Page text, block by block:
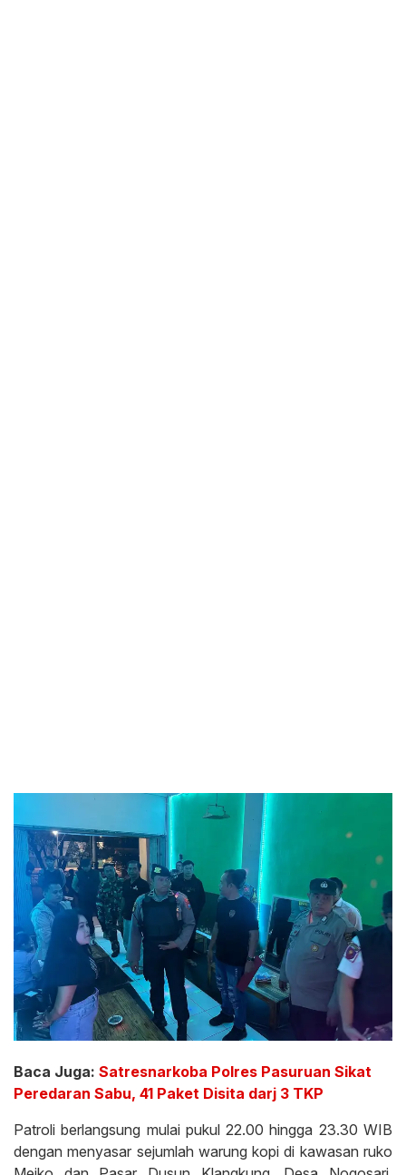
Baca Juga: Satresnarkoba Polres Pasuruan Sikat
Peredaran Sabu, 41 Paket Disita darj 3 TKP
Patroli berlangsung mulai pukul 22.00 hingga 23.30 WIB
dengan menyasar sejumlah warung kopi di kawasan ruko